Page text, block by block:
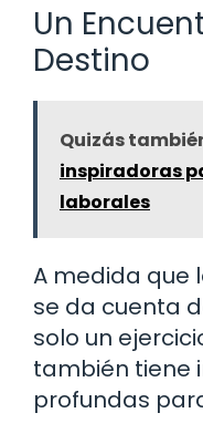
Un
Destino
Quizás
inspiradoras
laborales
A medida que
se da cuenta
solo un
también tiene
profundas